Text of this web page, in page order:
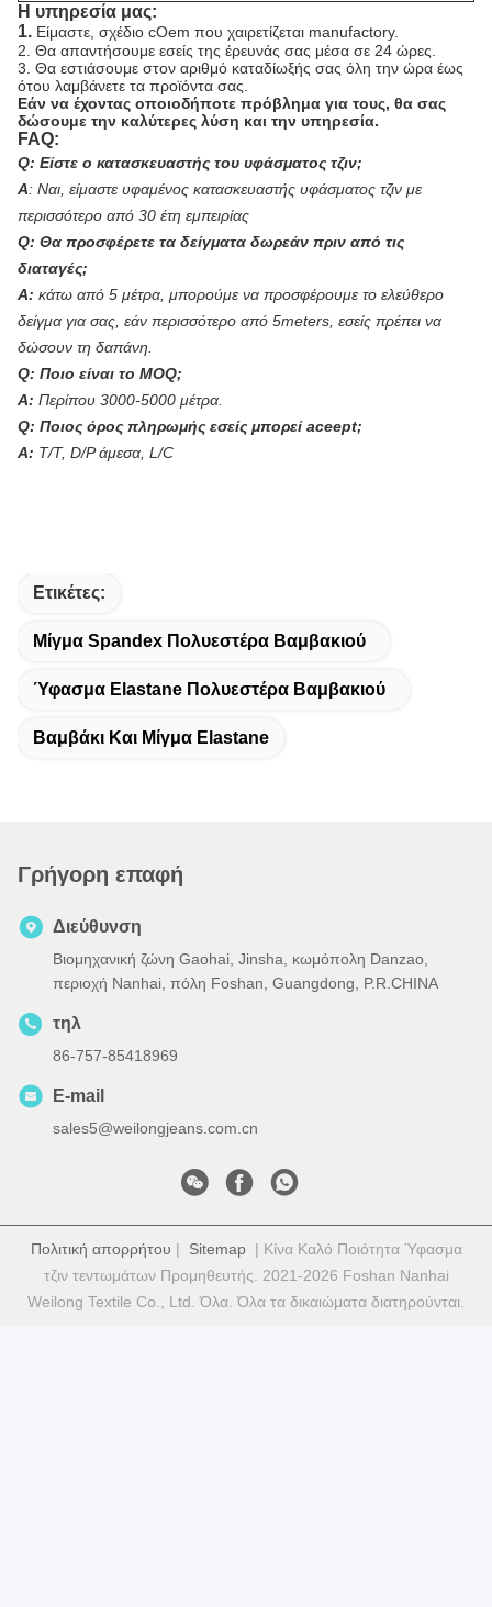
Η υπηρεσία μας:
1. Είμαστε, σχέδιο cOem που χαιρετίζεται manufactory.
2. Θα απαντήσουμε εσείς της έρευνάς σας μέσα σε 24 ώρες.
3. Θα εστιάσουμε στον αριθμό καταδίωξής σας όλη την ώρα έως
ότου λαμβάνετε τα προϊόντα σας.
Εάν να έχοντας οποιοδήποτε πρόβλημα για τους, θα σας
δώσουμε την καλύτερες λύση και την υπηρεσία.
FAQ:
Q: Είστε ο κατασκευαστής του υφάσματος τζιν;
Α: Ναι, είμαστε υφαμένος κατασκευαστής υφάσματος τζιν με
περισσότερο από 30 έτη εμπειρίας
Q: Θα προσφέρετε τα δείγματα δωρεάν πριν από τις
διαταγές;
Α: κάτω από 5 μέτρα, μπορούμε να προσφέρουμε το ελεύθερο
δείγμα για σας, εάν περισσότερο από 5meters, εσείς πρέπει να
δώσουν τη δαπάνη.
Q: Ποιο είναι το MOQ;
Α: Περίπου 3000-5000 μέτρα.
Q: Ποιος όρος πληρωμής εσείς μπορεί aceept;
Α: T/T, D/P άμεσα, L/C
Ετικέτες:
Μίγμα Spandex Πολυεστέρα Βαμβακιού
Ύφασμα Elastane Πολυεστέρα Βαμβακιού
Βαμβάκι Και Μίγμα Elastane
Γρήγορη επαφή
Διεύθυνση
Βιομηχανική ζώνη Gaohai, Jinsha, κωμόπολη Danzao,
περιοχή Nanhai, πόλη Foshan, Guangdong, P.R.CHINA
τηλ
86-757-85418969
E-mail
sales5@weilongjeans.com.cn
Πολιτική απορρήτου | Sitemap| Κίνα Καλό Ποιότητα Ύφασμα
τζιν τεντωμάτων Προμηθευτής. 2021-2026 Foshan Nanhai
Weilong Textile Co., Ltd. Όλα. Όλα τα δικαιώματα διατηρούνται.